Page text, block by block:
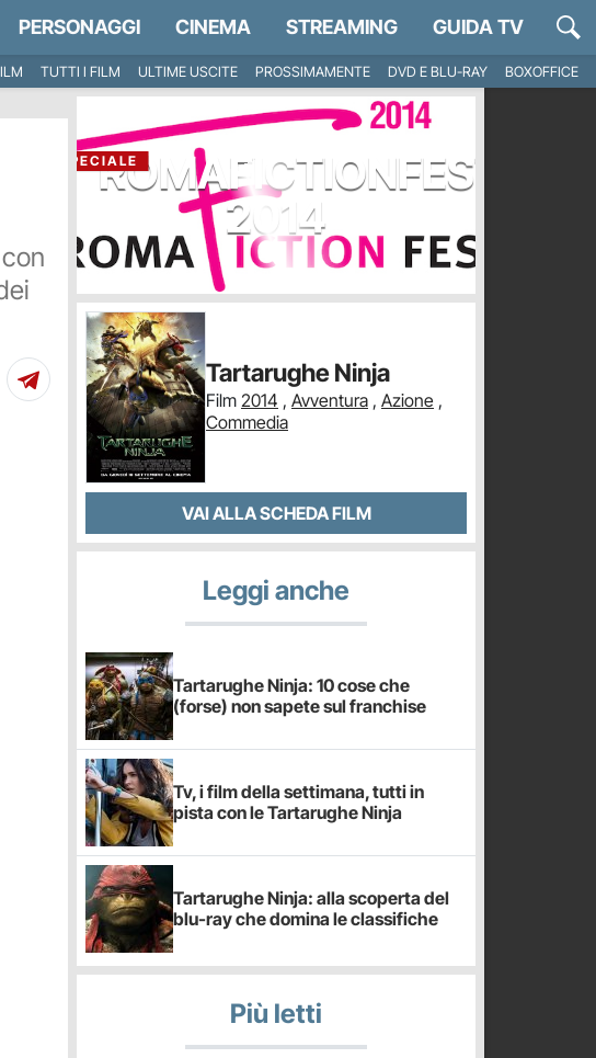
PERSONAGGI CINEMA STREAMING GUIDA TV
TUTTI I FILM ULTIME USCITE PROSSIMAMENTE DVD E BLU-RAY
BOXOFFICE
SPECIALE
ROMAFICTIONFEST
2014
Tartarughe Ninja
Film 2014 , Avventura , Azione ,
Commedia
VAI ALLA SCHEDA FILM
Leggi anche
Tartarughe Ninja: 10 cose che
(forse) non sapete sul franchise
Tv, i film della settimana, tutti in
pista con le Tartarughe Ninja
Tartarughe Ninja: alla scoperta del
blu-ray che domina le classifiche
Più letti